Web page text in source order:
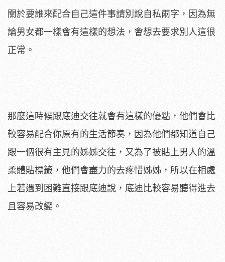
關於要誰來配合自己這件事請別說自私兩字，因為無
論男女都一樣會有這樣的想法，會想去要求別人這很
正常。
那麼這時候跟底迪交往就會有這樣的優點，他們會比
較容易配合你原有的生活節奏，因為他們都知道自己
跟一個很有主見的姊姊交往，又為了被貼上男人的溫
柔體貼標籤，他們會盡力的去疼惜姊姊，所以在相處
上若遇到困難直接跟底迪說，底迪比較容易聽得進去
且容易改變。